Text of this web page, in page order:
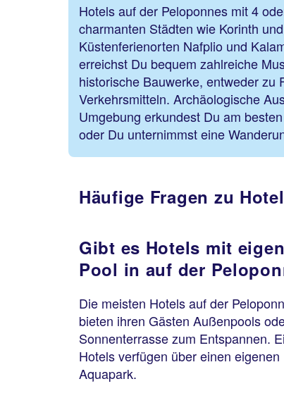
Hotels auf der Peloponnes mit 4
charmanten Städten wie Korinth
Küstenferienorten Nafplio und
erreichst Du bequem zahlreiche
historische Bauwerke, entweder zu
Verkehrsmitteln. Archäologische
Umgebung erkundest Du am
oder Du unternimmst eine
Häufige Fragen zu
Gibt es Hotels mit
Pool in auf der
Die meisten Hotels auf der
bieten ihren Gästen Außenpools
Sonnenterrasse zum Entspannen.
Hotels verfügen über einen eigenen
Aquapark.